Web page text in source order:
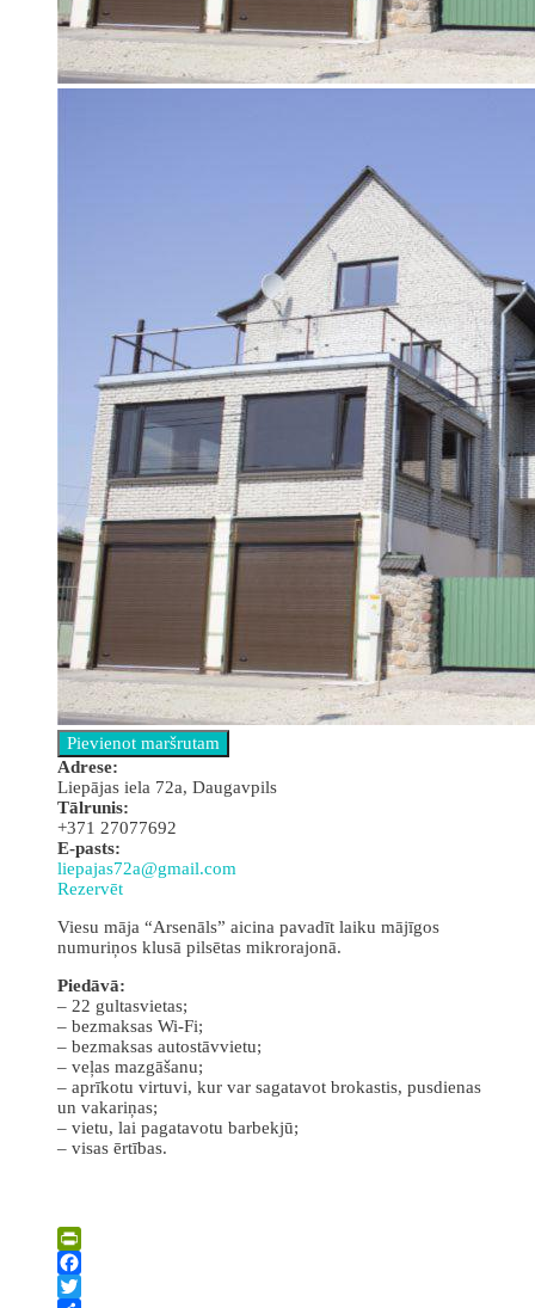
Аdrese:
Liepājas iela 72a, Daugavpils
Tālrunis:
+371 27077692
E-pasts:
liepajas72a@gmail.com
Rezervēt
Viesu māja “Arsenāls” aicina pavadīt laiku mājīgos
numuriņos klusā pilsētas mikrorajonā.
Piedāvā:
– 22 gultasvietas;
– bezmaksas Wi-Fi;
– bezmaksas autostāvvietu;
– veļas mazgāšanu;
– aprīkotu virtuvi, kur var sagatavot brokastis, pusdienas
un vakariņas;
– vietu, lai pagatavotu barbekjū;
– visas ērtības.
PrintFriendly
Facebook